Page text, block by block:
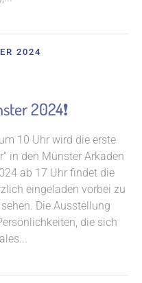
2024
2024❗
10 Uhr wird die erste
in den Münster Arkaden
ab 17 Uhr findet die
eingeladen vorbei zu
Die Ausstellung
die sich